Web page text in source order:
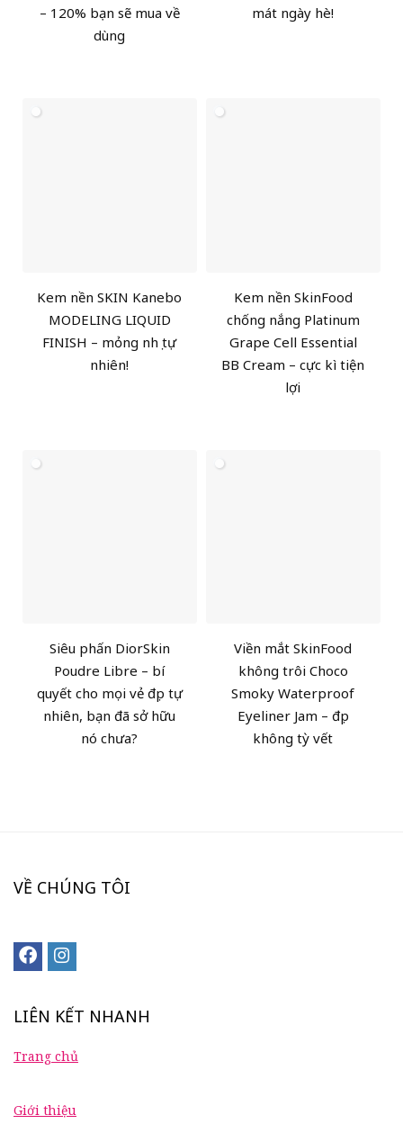
– 120% bạn sẽ mua về
dùng
mát ngày hè!
Kem nền SKIN Kanebo
MODELING LIQUID
FINISH – mỏng nhẹ tự
nhiên!
Kem nền SkinFood
chống nắng Platinum
Grape Cell Essential
BB Cream – cực kì tiện
lợi
Siêu phấn DiorSkin
Poudre Libre – bí
quyết cho mọi vẻ đẹp tự
nhiên, bạn đã sở hữu
nó chưa?
Viền mắt SkinFood
không trôi Choco
Smoky Waterproof
Eyeliner Jam – đẹp
không tỳ vết
VỀ CHÚNG TÔI
LIÊN KẾT NHANH
Trang chủ
Giới thiệu